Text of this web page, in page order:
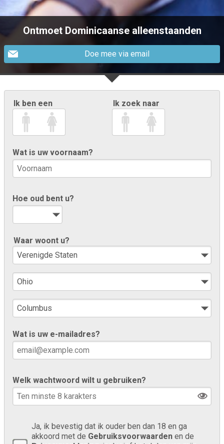
Ontmoet Dominicaanse alleenstaanden
Doe mee via email
Ik ben een Ik zoek naar
Wat is uw voornaam?
Hoe oud bent u?
Waar woont u?
Wat is uw e-mailadres?
Welk wachtwoord wilt u gebruiken?
Ja, ik bevestig dat ik ouder ben dan 18 en ga
akkoord met de Gebruiksvoorwaarden en de